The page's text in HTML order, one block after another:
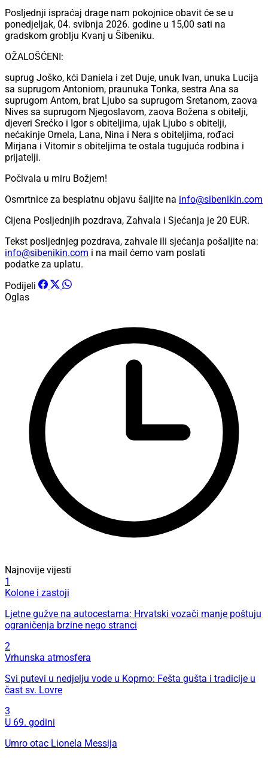
Posljednji ispraćaj drage nam pokojnice obavit će se u
ponedjeljak, 04. svibnja 2026. godine u 15,00 sati na
gradskom groblju Kvanj u Šibeniku.
OŽALOŠĆENI:
suprug Joško, kći Daniela i zet Duje, unuk Ivan, unuka Lucija
sa suprugom Antoniom, praunuka Tonka, sestra Ana sa
suprugom Antom, brat Ljubo sa suprugom Sretanom, zaova
Nives sa suprugom Njegoslavom, zaova Božena s obitelji,
djeveri Srećko i Igor s obiteljima, ujak Ljubo s obitelji,
nećakinje Ornela, Lana, Nina i Nera s obiteljima, rođaci
Mirjana i Vitomir s obiteljima te ostala tugujuća rodbina i
prijatelji.
Počivala u miru Božjem!
Osmrtnice za besplatnu objavu šaljite na info@sibenikin.com
Cijena Posljednjih pozdrava, Zahvala i Sjećanja je 20 EUR.
Tekst posljednjeg pozdrava, zahvale ili sjećanja pošaljite na:
info@sibenikin.com i na mail ćemo vam poslati
podatke za uplatu.
Podijeli
Oglas
Najnovije vijesti
1
Kolone i zastoji
Ljetne gužve na autocestama: Hrvatski vozači manje poštuju
ograničenja brzine nego stranci
2
Vrhunska atmosfera
Svi putevi u nedjelju vode u Koprno: Fešta gušta i tradicije u
čast sv. Lovre
3
U 69. godini
Umro otac Lionela Messija